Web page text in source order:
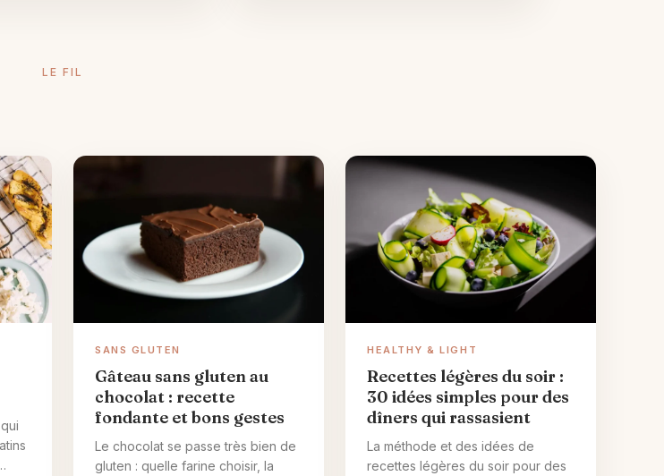
LE FIL
SANS GLUTEN
Gâteau sans gluten au
chocolat : recette
fondante et bons gestes
Le chocolat se passe très bien de
gluten : quelle farine choisir, la
HEALTHY & LIGHT
Recettes légères du soir :
30 idées simples pour des
dîners qui rassasient
La méthode et des idées de
recettes légères du soir pour des